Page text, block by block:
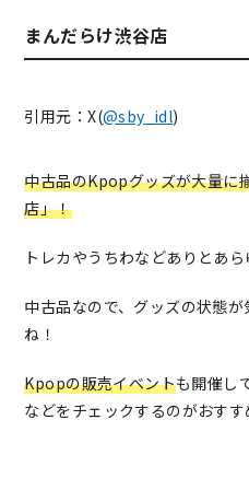
まんだらけ渋谷店
引用元：X(@sby_idl)
中古品のKpopグッズが大量に
店」！
トレカやうちわなどありとあら
中古品なので、グッズの状態
ね！
Kpopの販売イベントも開催し
などをチェックするのがおすす